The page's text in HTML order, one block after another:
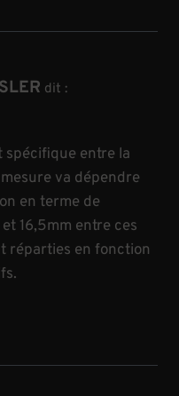
dit :
spécifique entre la
va dépendre
en terme de
16,5mm entre ces
réparties en fonction